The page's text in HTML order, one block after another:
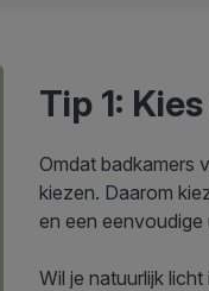
Tip 1:
Omdat badkamers
kiezen. Daarom
en een eenvoudige
Wil je natuurlijk